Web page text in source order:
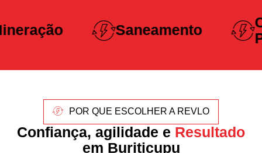
Saneamento
Construção
Pesada
POR QUE ESCOLHER A REVLO
Confiança, agilidade e Resultado
em Buriticupu